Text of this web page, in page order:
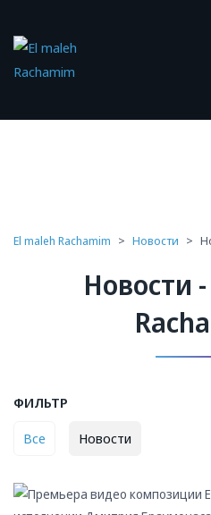
El maleh Rachamim > Новости >
Новости
ФИЛЬТР
Все
Новости